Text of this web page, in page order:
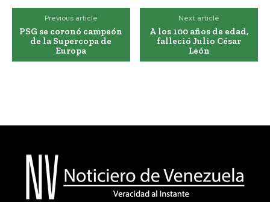
Previous article
PSG se coronó campeón
de la Supercopa de
Europa
Next article
A los 100 años de edad,
falleció Julio César
León